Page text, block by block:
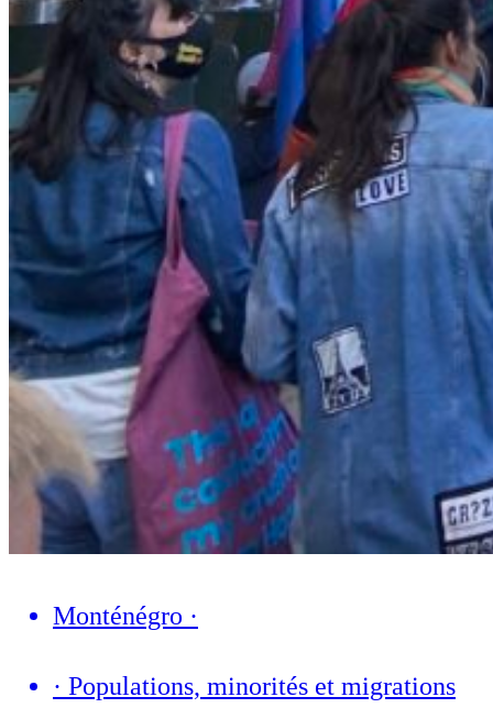
Monténégro ·
· Populations, minorités et migrations